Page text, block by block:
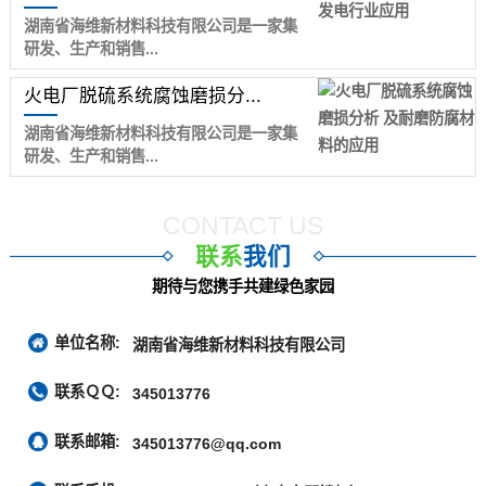
湖南省海维新材料科技有限公司是一家集
研发、生产和销售...
火电厂脱硫系统腐蚀磨损分...
湖南省海维新材料科技有限公司是一家集
研发、生产和销售...
联系我们
期待与您携手共建绿色家园
单位名称: 湖南省海维新材料科技有限公司
联系ＱＱ: 345013776
联系邮箱: 345013776@qq.com